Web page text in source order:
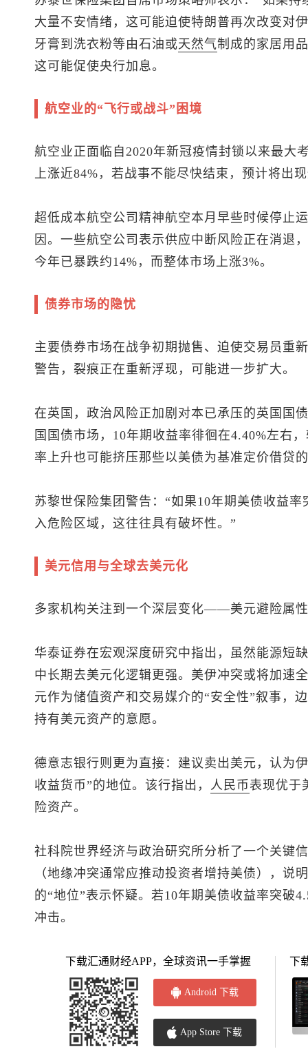
大量不安情绪，这可能迫使特朗普再次改变对
牙膏到洗衣粉等由石油或天然气制成的家居用
这可能促使央行加息。
航空业的“飞行或战斗”困境
航空业正面临自2020年新冠疫情封锁以来最大
上涨近84%，若战事不能尽快结束，预计将出
超低成本航空公司精神航空本月早些时候停止
因。一些航空公司表示供应中断风险正在消退
今年已暴跌约14%，而整体市场上涨3%。
债券市场的隐忧
主要债券市场在战争初期抛售、迫使交易员重
警告，裂痕正在重新浮现，可能进一步扩大。
在英国，政治风险正加剧对本已承压的英国国
国国债市场，10年期收益率徘徊在4.40%左右
率上升也可能挤压那些以美债为基准定价借贷
苏黎世保险集团警告：“如果10年期美债收益
入危险区域，这往往具有破坏性。”
美元信用与全球去美元化
多家机构关注到一个深层变化——美元避险属
华泰证券在宏观深度研究中指出，虽然能源短
中长期去美元化逻辑更强。美伊冲突或将加速
元作为储值资产和交易媒介的“安全性”叙事，
持有美元资产的意愿。
德意志银行则更为直接：建议卖出美元，认为
收益货币”的地位。该行指出， 人民币 表现优于
险资产。
社科院世界经济与政治研究所分析了一个关键
（地缘冲突通常应推动投资者增持美债），说
的“地位”表示怀疑。若10年期美债收益率突破
冲击。
下载汇通财经APP，全球资讯一手掌握
Android 下载
App Store 下载
下